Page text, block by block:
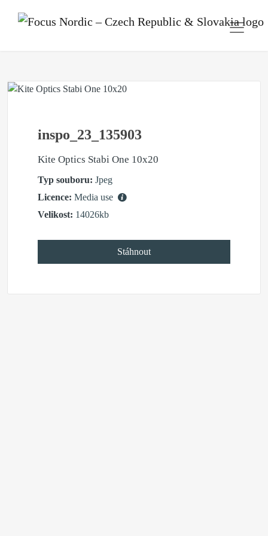
inspo_23_135903
Kite Optics Stabi One 10x20
Typ souboru: Jpeg
Licence: Media use
Velikost: 14026kb
Stáhnout